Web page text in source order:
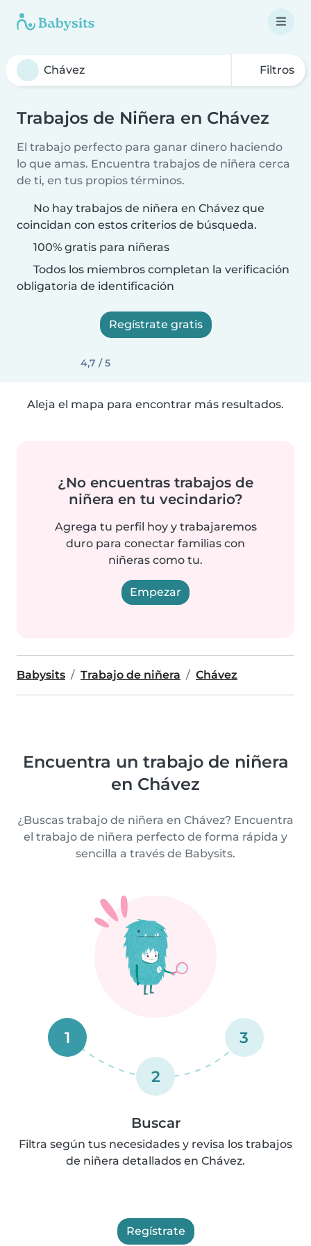
Filtros
Trabajos de Niñera en Chávez
El trabajo perfecto para ganar dinero haciendo
lo que amas. Encuentra trabajos de niñera cerca
de ti, en tus propios términos.
No hay trabajos de niñera en Chávez que
coincidan con estos criterios de búsqueda.
100% gratis para niñeras
Todos los miembros completan la verificación
obligatoria de identificación
Regístrate gratis
4,7 / 5
Aleja el mapa para encontrar más resultados.
¿No encuentras trabajos de
niñera en tu vecindario?
Agrega tu perfil hoy y trabajaremos
duro para conectar familias con
niñeras como tu.
Empezar
Babysits Trabajo de niñera Chávez
Encuentra un trabajo de niñera
en Chávez
¿Buscas trabajo de niñera en Chávez? Encuentra
el trabajo de niñera perfecto de forma rápida y
sencilla a través de Babysits.
1
2
3
Buscar
Filtra según tus necesidades y revisa los trabajos
de niñera detallados en Chávez.
Regístrate